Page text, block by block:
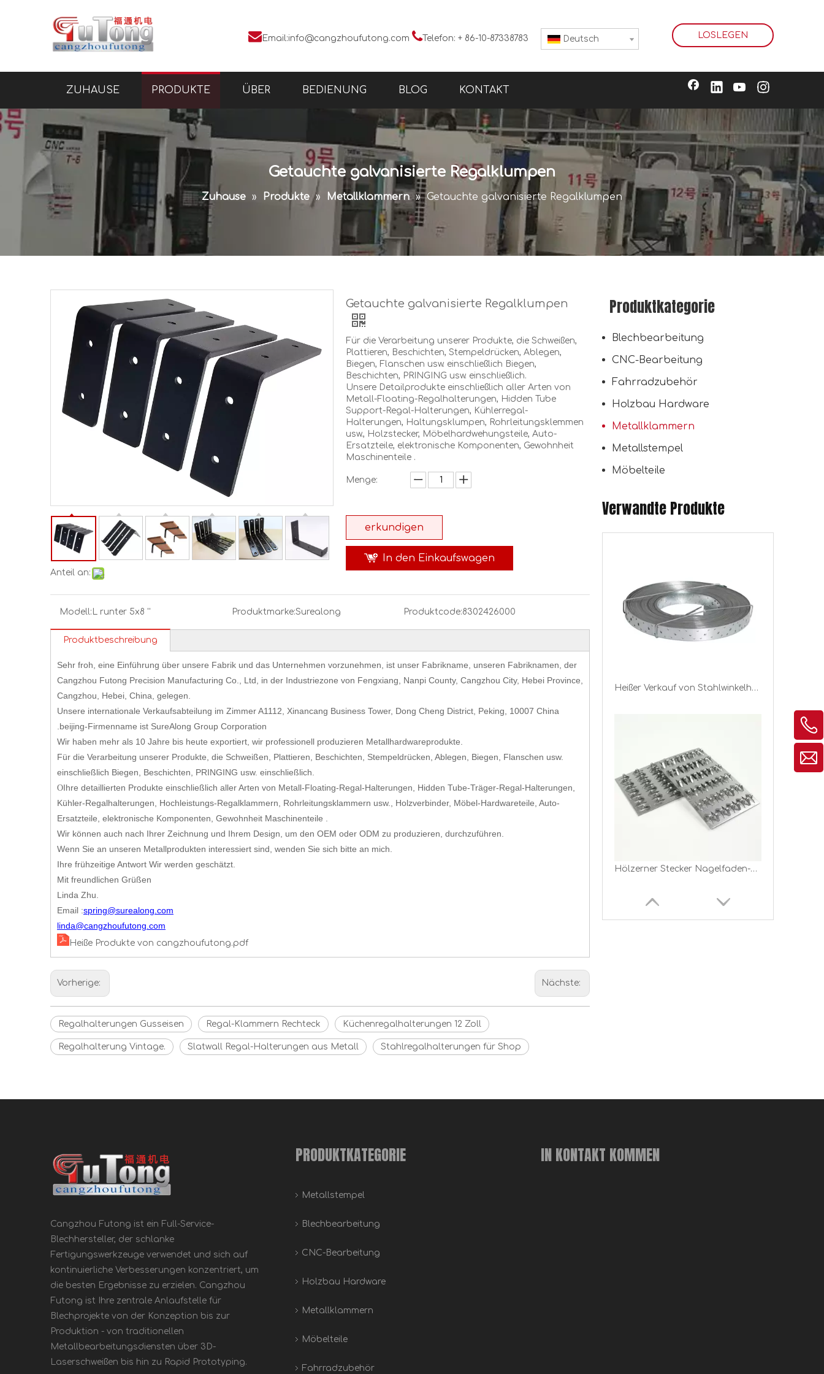
 Email:info@cangzhoufutong.com Telefon: + 86-10-87338783 Deutsch LOSLEGEN
ZUHAUSE PRODUKTE ÜBER BEDIENUNG BLOG KONTAKT
Getauchte galvanisierte Regalklumpen
Zuhause » Produkte » Metallklammern » Getauchte galvanisierte Regalklumpen
Anteil an:
Getauchte galvanisierte Regalklumpen
Für die Verarbeitung unserer Produkte, die Schweißen,
Plattieren, Beschichten, Stempeldrücken, Ablegen,
Biegen, Flanschen usw. einschließlich Biegen,
Beschichten, PRINGING usw. einschließlich.
Unsere Detailprodukte einschließlich aller Arten von
Metall-Floating-Regalhalterungen, Hidden Tube
Support-Regal-Halterungen, Kühlerregal-
Halterungen, Haltungsklumpen, Rohrleitungsklemmen
usw., Holzstecker, Möbelhardwehungsteile, Auto-
Ersatzteile, elektronische Komponenten, Gewohnheit
Maschinenteile .
Menge:
erkundigen
In den Einkaufswagen
Modell: L runter 5x8 '' Produktmarke:Surealong Produktcode:8302426000
Produktbeschreibung
Sehr froh, eine Einführung über unsere Fabrik und das Unternehmen vorzunehmen, ist unser Fabrikname, unseren Fabriknamen, der
Cangzhou Futong Precision Manufacturing Co., Ltd, in der Industriezone von Fengxiang, Nanpi County, Cangzhou City, Hebei Province,
Cangzhou, Hebei, China, gelegen.
Unsere internationale Verkaufsabteilung im Zimmer A1112, Xinancang Business Tower, Dong Cheng District, Peking, 10007 China
.beijing-Firmenname ist SureAlong Group Corporation
Wir haben mehr als 10 Jahre bis heute exportiert, wir professionell produzieren Metallhardwareprodukte.
Für die Verarbeitung unserer Produkte, die Schweißen, Plattieren, Beschichten, Stempeldrücken, Ablegen, Biegen, Flanschen usw.
einschließlich Biegen, Beschichten, PRINGING usw. einschließlich.
OIhre detaillierten Produkte einschließlich aller Arten von Metall-Floating-Regal-Halterungen, Hidden Tube-Träger-Regal-Halterungen,
Kühler-Regalhalterungen, Hochleistungs-Regalklammern, Rohrleitungsklammern usw., Holzverbinder, Möbel-Hardwareteile, Auto-
Ersatzteile, elektronische Komponenten, Gewohnheit Maschinenteile .
Wir können auch nach Ihrer Zeichnung und Ihrem Design, um den OEM oder ODM zu produzieren, durchzuführen.
Wenn Sie an unseren Metallprodukten interessiert sind, wenden Sie sich bitte an mich.
Ihre frühzeitige Antwort Wir werden geschätzt.
Mit freundlichen Grüßen
Linda Zhu.
Email :spring@surealong.com
linda@cangzhoufutong.com
Heiße Produkte von cangzhoufutong.pdf
Vorherige: Nächste:
Regalhalterungen Gusseisen Regal-Klammern Rechteck Küchenregalhalterungen 12 Zoll
Regalhalterung Vintage. Slatwall Regal-Halterungen aus Metall Stahlregalhalterungen für Shop
Produktkategorie
Blechbearbeitung
CNC-Bearbeitung
Fahrradzubehör
Holzbau Hardware
Metallklammern
Metallstempel
Möbelteile
Verwandte Produkte
Heißer Verkauf von Stahlwinkelhalterungs-Nagel-Traversen-Plattenband-Krawatte für Holzgebäude
Hölzerner Stecker Nagelfaden-Plattenband-Krawatte-Hersteller in China
Cangzhou Futong ist ein Full-Service-
Blechhersteller, der schlanke
Fertigungswerkzeuge verwendet und sich auf
kontinuierliche Verbesserungen konzentriert, um
die besten Ergebnisse zu erzielen. Cangzhou
Futong ist Ihre zentrale Anlaufstelle für
Blechprojekte von der Konzeption bis zur
Produktion - von traditionellen
Metallbearbeitungsdiensten über 3D-
Laserschweißen bis hin zu Rapid Prototyping.
PRODUKTKATEGORIE
Metallstempel
Blechbearbeitung
CNC-Bearbeitung
Holzbau Hardware
Metallklammern
Möbelteile
Fahrradzubehör
IN KONTAKT KOMMEN